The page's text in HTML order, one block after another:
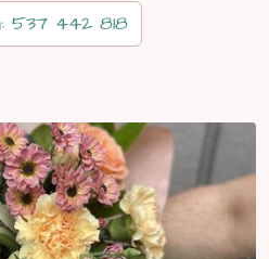
537 442 818